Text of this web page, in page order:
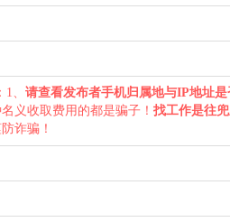
、 请查看发布者手机归属地与IP地址是
义收取费用的都是骗子！ 找工作是往
诈骗！